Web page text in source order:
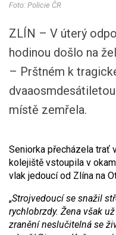
Foto: Policie ČR
ZLÍN – V úterý
hodinou došlo na
– Prštném k
místě zemřela.
Seniorka přecházela trať
kolejiště vstoupila v
vlak jedoucí od Zlína na
„Strojvedoucí se snažil
rychlobrzdy. Žena však
zranění neslučitelná se